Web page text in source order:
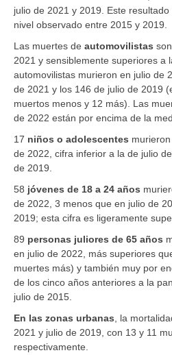
julio de 2021 y 2019. Este
nivel observado entre 2015 y 2019.
Las muertes de automovilistas
2021 y sensiblemente superiores a
automovilistas murieron en julio de
de 2021 y los 146 de julio de 2019
muertos menos y 12 más). Las
de 2022 están por encima de la
17 niños o adolescentes
de 2022, cifra inferior a la de julio
de 2019.
58 jóvenes de 18 a 24 años
de 2022, 3 menos que en julio de
2019; esta cifra es ligeramente
89 personas juliores de 65 años
en julio de 2022, más superiores
muertes más) y también muy por
de los cinco años anteriores a la
julio de 2015.
En las zonas urbanas, la
2021 y julio de 2019, con 13 y 11
respectivamente.